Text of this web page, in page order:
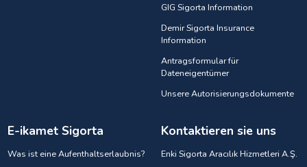
GIG Sigorta Information
Demir Sigorta Insurance
Information
Antragsformular für
Dateneigentümer
Unsere Autorisierungsdokumente
E-ikamet Sigorta
Was ist eine Aufenthaltserlaubnis?
Kontaktieren sie uns
Enki Sigorta Aracılık Hizmetleri A.Ş.